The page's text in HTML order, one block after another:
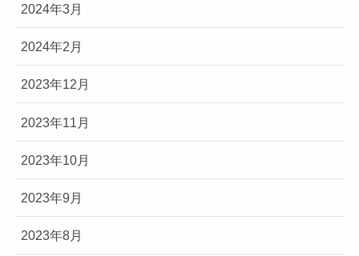
2024年3月
2024年2月
2023年12月
2023年11月
2023年10月
2023年9月
2023年8月